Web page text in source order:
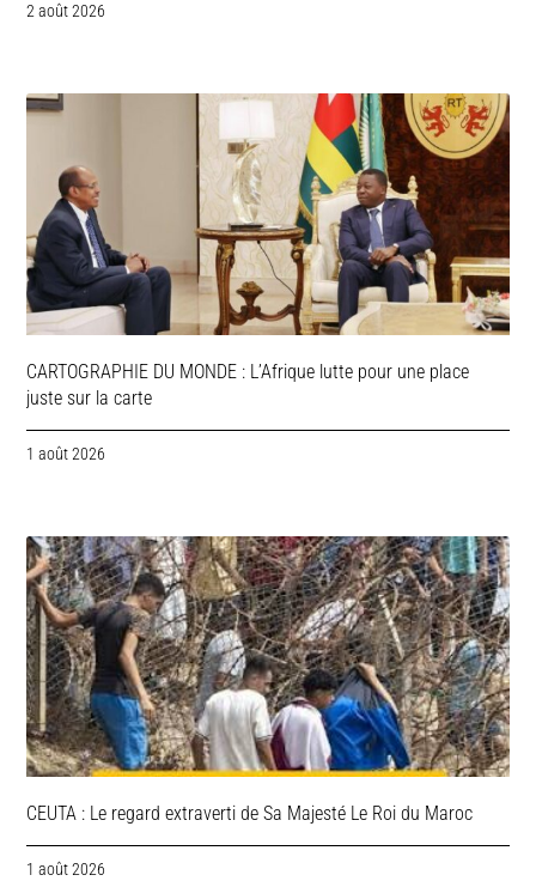
2 août 2026
CARTOGRAPHIE DU MONDE : L’Afrique lutte pour une place
juste sur la carte
1 août 2026
CEUTA : Le regard extraverti de Sa Majesté Le Roi du Maroc
1 août 2026